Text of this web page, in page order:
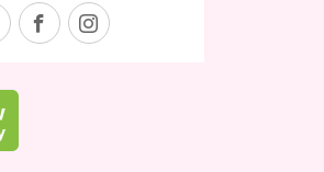
Facebook